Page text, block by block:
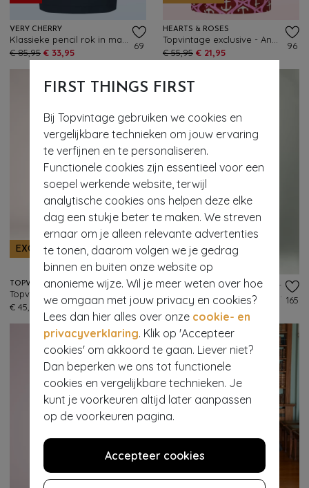
FIRST THINGS FIRST
Bij Topvintage gebruiken we cookies en
vergelijkbare technieken om jouw ervaring
te verfijnen en te personaliseren.
Functionele cookies zijn essentieel voor een
soepel werkende website, terwijl
analytische cookies ons helpen deze elke
dag een stukje beter te maken. We streven
ernaar om je alleen relevante advertenties
te tonen, daarom volgen we je gedrag
binnen en buiten onze website op
anonieme wijze. Wil je meer weten over hoe
we omgaan met jouw privacy en cookies?
Lees dan hier alles over onze cookie- en
privacyverklaring. Klik op 'Accepteer
cookies' om akkoord te gaan. Liever niet?
Dan beperken we ons tot functionele
cookies en vergelijkbare technieken. Je
kunt je voorkeuren altijd later aanpassen
op de voorkeuren pagina.
Accepteer cookies
VERY CHERRY
€ 85,95 € 33,95
69
HEARTS & ROSES
€ 55,95 € 21,95
96
EXCLUSIEF
€ 45,95
154
EXCLUSIEF
VINTAGE CHIC FOR TOPVINTAGE
€ 49,95 € 19,95
165